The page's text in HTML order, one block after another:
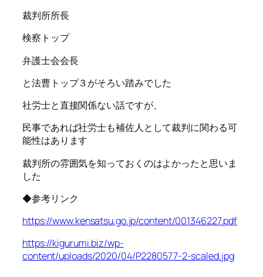
裁判所所長
検察トップ
弁護士会会長
と法曹トップ３がそろい踏みでした
社労士と直接関係ない話ですが、
民事であれば社労士も補佐人として裁判に関わる可
能性はあります
裁判所の雰囲気を知っておくのはよかったと思いま
した
◆参考リンク
https://www.kensatsu.go.jp/content/001346227.pdf
https://kigurumi.biz/wp-
content/uploads/2020/04/P2280577-2-scaled.jpg